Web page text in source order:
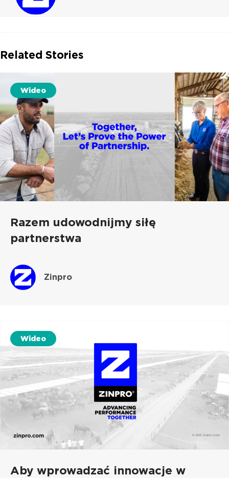
Related Stories
Wideo
Razem udowodnijmy siłę
partnerstwa
Zinpro
Wideo
Aby wprowadzać innowacje w